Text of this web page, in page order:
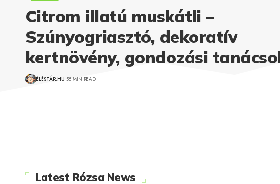
Citrom illatú muskátli –
Szúnyogriasztó, dekoratív
kertnövény, gondozási
ÉLÉSTÁR.HU 55 MIN READ
Latest Rózsa News